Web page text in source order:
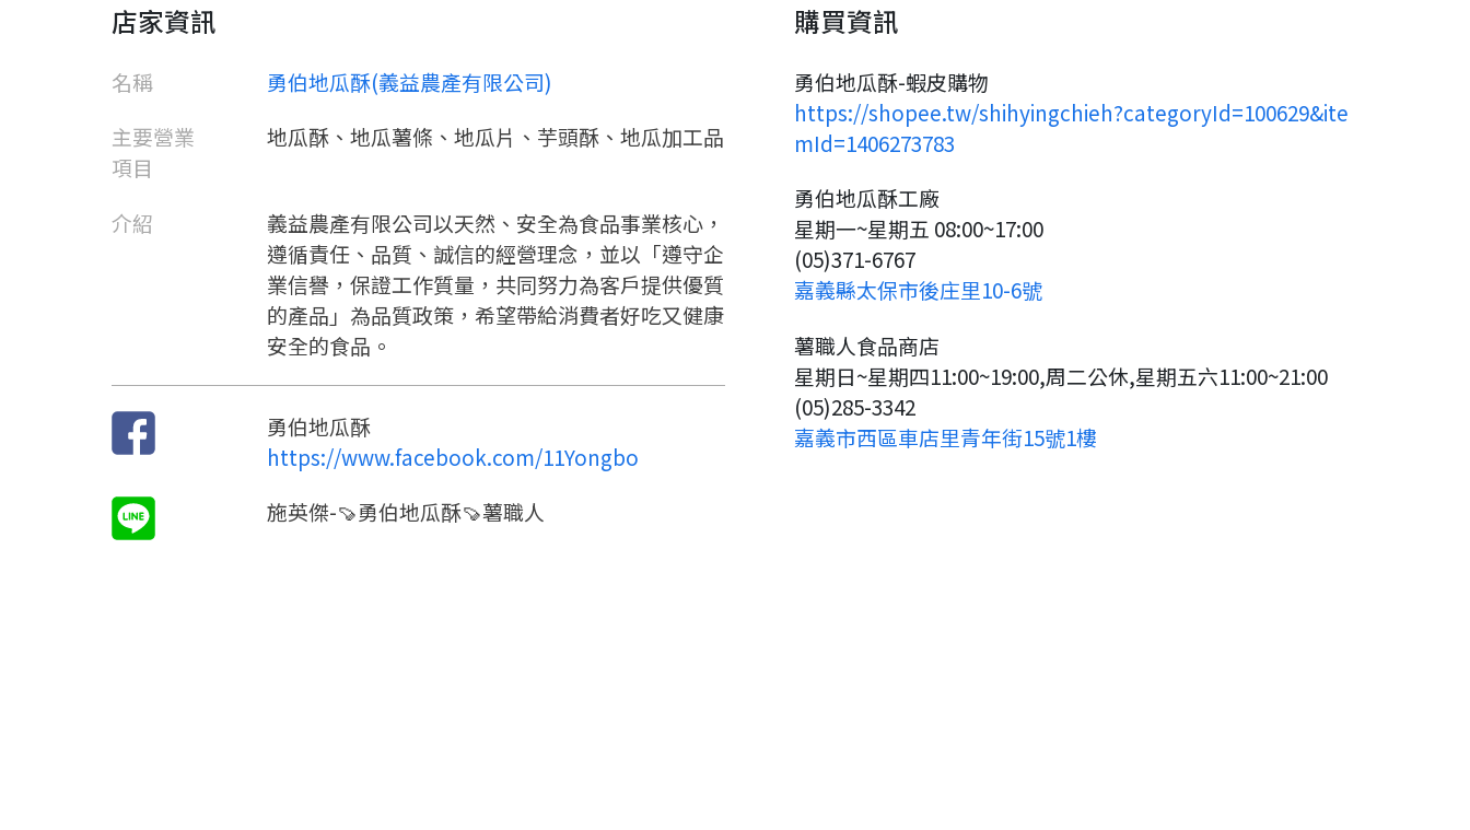
店家資訊
名稱
勇伯地瓜酥(義益農產有限公司)
主要營業
項目
地瓜酥、地瓜薯條、地瓜片、芋頭酥、地瓜加工品
介紹
義益農產有限公司以天然、安全為食品事業核心，
遵循責任、品質、誠信的經營理念，並以「遵守企
業信譽，保證工作質量，共同努力為客戶提供優質
的產品」為品質政策，希望帶給消費者好吃又健康
安全的食品。
勇伯地瓜酥
https://www.facebook.com/11Yongbo
施英傑-🍠勇伯地瓜酥🍠薯職人
購買資訊
勇伯地瓜酥-蝦皮購物
https://shopee.tw/shihyingchieh?categoryId=100629&ite
mId=1406273783
勇伯地瓜酥工廠
星期一~星期五 08:00~17:00
(05)371-6767
嘉義縣太保市後庄里10-6號
薯職人食品商店
星期日~星期四11:00~19:00,周二公休,星期五六11:00~21:00
(05)285-3342
嘉義市西區車店里青年街15號1樓
要註冊嗎？
嗨~這個 LINE 帳號還沒有註冊
只要驗證手機號碼就能完成註
冊。
您要繼續嗎？
繼續註冊
請加入LINE好友
加入「嘉義優鮮」LINE 好友，
才能繼續註冊喔。
點擊加入 LINE 好友
繼續註冊
註冊完成了！
開始填寫申請資料吧~
填寫申請資料
確認
要申請新產品嗎？
您的申請資料正在等候審查中，
要申請新產品嗎？
查看申請進度 申請新產品
想知道怎麼做更容易通過審核
嗎？
看看申請教學吧！
如果你已經準備好了，
點擊「直接申請」按鈕開始填寫
申請表。
直接申請